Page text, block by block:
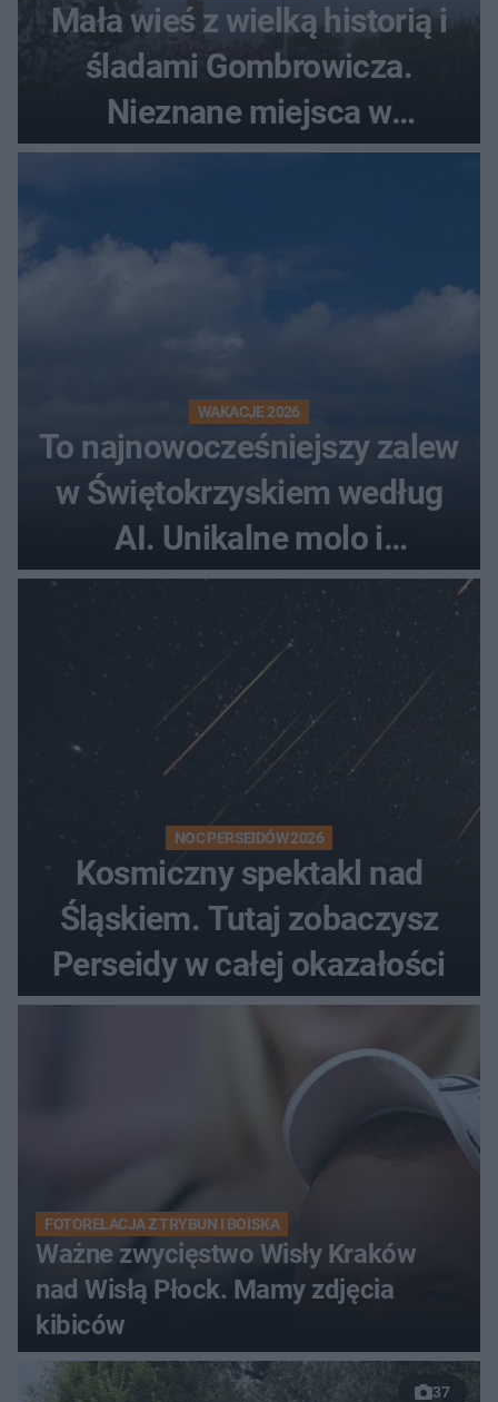
Mała wieś z wielką historią i
śladami Gombrowicza.
Nieznane miejsca w
Świętokrzyskiem
WAKACJE 2026
To najnowocześniejszy zalew
w Świętokrzyskiem według
AI. Unikalne molo i
promenada
NOC PERSEIDÓW 2026
Kosmiczny spektakl nad
Śląskiem. Tutaj zobaczysz
Perseidy w całej okazałości
FOTORELACJA Z TRYBUN I BOISKA
Ważne zwycięstwo Wisły Kraków
nad Wisłą Płock. Mamy zdjęcia
kibiców
37